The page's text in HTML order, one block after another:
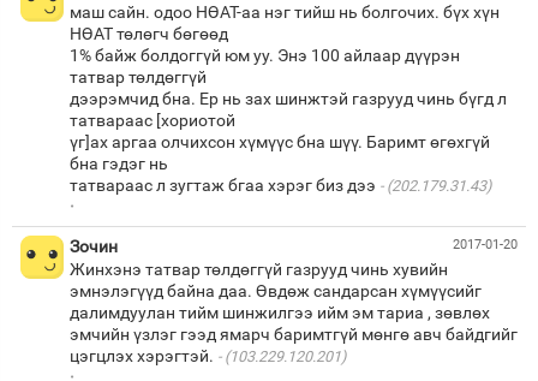
маш сайн. одоо НӨАТ-аа нэг тийш нь болгочих. бүх хүн
НӨАТ төлөгч бөгөөд
1% байж болдоггүй юм уу. Энэ 100 айлаар дүүрэн
татвар төлдөггүй
дээрэмчид бна. Ер нь зах шинжтэй газрууд чинь бүгд л
татвараас [хориотой
үг]ах аргаа олчихсон хүмүүс бна шүү. Баримт өгөхгүй
бна гэдэг нь
татвараас л зугтаж бгаа хэрэг биз дээ
(202.179.31.43)
·
2017-01-20
Зочин
Жинхэнэ татвар төлдөггүй газрууд чинь хувийн
эмнэлэгүүд байна даа. Өвдөж сандарсан хүмүүсийг
далимдуулан тийм шинжилгээ ийм эм тариа , зөвлөх
эмчийн үзлэг гээд ямарч баримтгүй мөнгө авч байдгийг
цэгцлэх хэрэгтэй.
(103.229.120.201)
·